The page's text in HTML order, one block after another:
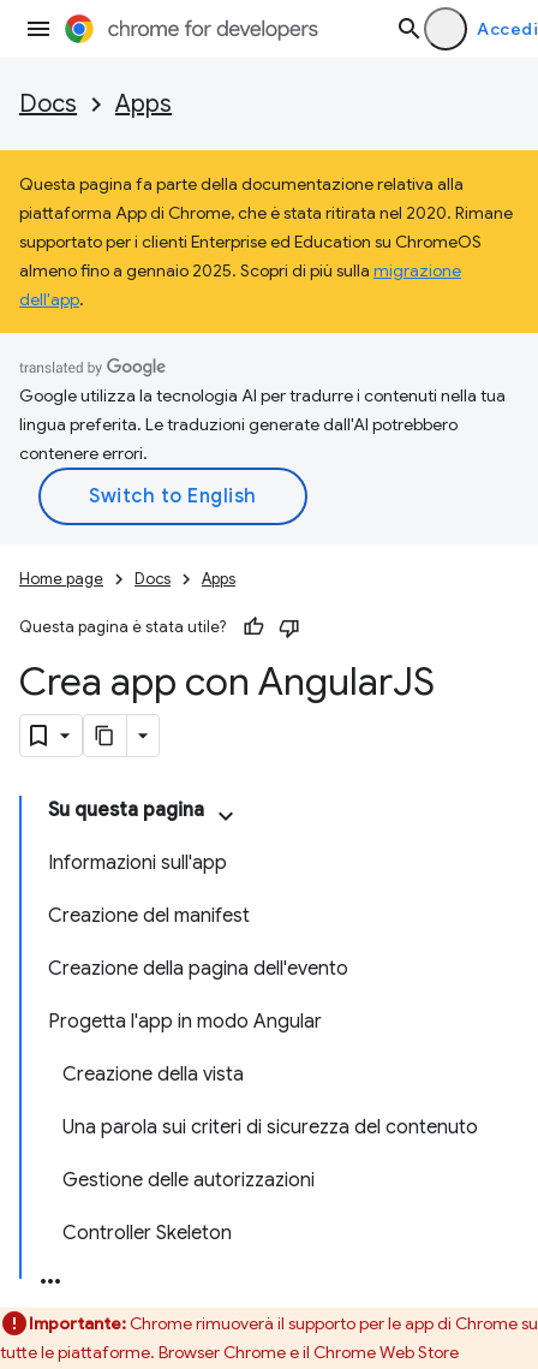
Accedi
Docs Apps
Questa pagina fa parte della documentazione relativa alla
piattaforma App di Chrome, che è stata ritirata nel 2020. Rimane
supportato per i clienti Enterprise ed Education su ChromeOS
almeno fino a gennaio 2025. Scopri di più sulla migrazione
dell'app.
Google utilizza la tecnologia AI per tradurre i contenuti nella tua
lingua preferita. Le traduzioni generate dall'AI potrebbero
contenere errori.
Home page Docs Apps
Questa pagina è stata utile?
Crea app con AngularJS
Su questa pagina
Informazioni sull'app
Creazione del manifest
Creazione della pagina dell'evento
Progetta l'app in modo Angular
Creazione della vista
Una parola sui criteri di sicurezza del contenuto
Gestione delle autorizzazioni
Controller Skeleton
Importante:Chrome rimuoverà il supporto per le app di Chrome su
tutte le piattaforme. Browser Chrome e il Chrome Web Store